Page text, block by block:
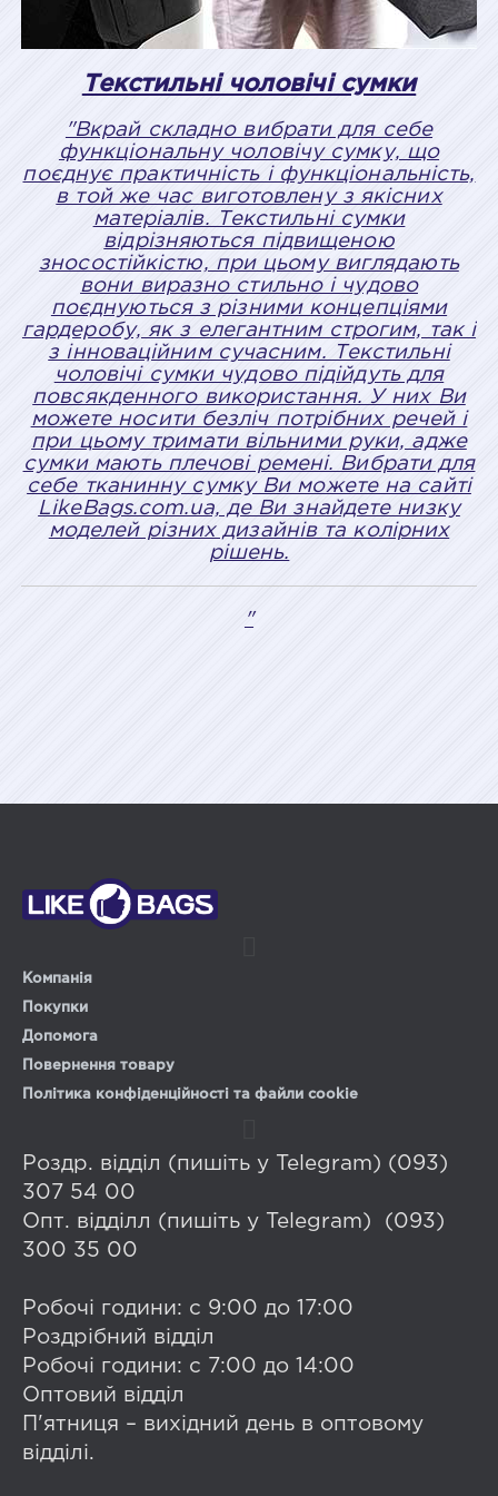
Текстильні чоловічі сумки
"Вкрай складно вибрати для себе
функціональну чоловічу сумку, що
поєднує практичність і функціональність,
в той же час виготовлену з якісних
матеріалів. Текстильні сумки
відрізняються підвищеною
зносостійкістю, при цьому виглядають
вони виразно стильно і чудово
поєднуються з різними концепціями
гардеробу, як з елегантним строгим, так і
з інноваційним сучасним. Текстильні
чоловічі сумки чудово підійдуть для
повсякденного використання. У них Ви
можете носити безліч потрібних речей і
при цьому тримати вільними руки, адже
сумки мають плечові ремені. Вибрати для
себе тканинну сумку Ви можете на сайті
LikeBags.com.ua, де Ви знайдете низку
моделей різних дизайнів та колірних
рішень.
"
Компанія
Покупки
Допомога
Повернення товару
Політика конфіденційності та файли cookie
Роздр. відділ (пишіть у Telegram) (093)
307 54 00
Опт. відділл (пишіть у Telegram) (093)
300 35 00
Робочі години: с 9:00 до 17:00
Роздрібний відділ
Робочі години: с 7:00 до 14:00
Оптовий відділ
П'ятниця – вихідний день в оптовому
відділі.